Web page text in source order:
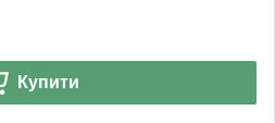
Купити